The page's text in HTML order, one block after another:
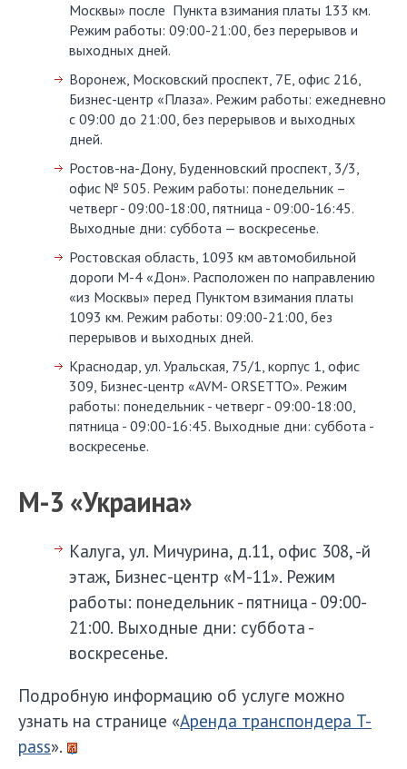
Москвы» после Пункта взимания платы 133 км.
Режим работы: 09:00-21:00, без перерывов и
выходных дней.
Воронеж, Московский проспект, 7Е, офис 216,
Бизнес-центр «Плаза». Режим работы: ежедневно
с 09:00 до 21:00, без перерывов и выходных
дней.
Ростов-на-Дону, Буденновский проспект, 3/3,
офис № 505. Режим работы: понедельник –
четверг - 09:00-18:00, пятница - 09:00-16:45.
Выходные дни: суббота — воскресенье.
Ростовская область, 1093 км автомобильной
дороги М-4 «Дон». Расположен по направлению
«из Москвы» перед Пунктом взимания платы
1093 км. Режим работы: 09:00-21:00, без
перерывов и выходных дней.
Краснодар, ул. Уральская, 75/1, корпус 1, офис
309, Бизнес-центр «AVM- ORSETTO». Режим
работы: понедельник - четверг - 09:00-18:00,
пятница - 09:00-16:45. Выходные дни: суббота -
воскресенье.
М-3 «Украина»
Калуга, ул. Мичурина, д.11, офис 308, -й
этаж, Бизнес-центр «М-11». Режим
работы: понедельник - пятница - 09:00-
21:00. Выходные дни: суббота -
воскресенье.
Подробную информацию об услуге можно
узнать на странице «Аренда транспондера T-
pass».